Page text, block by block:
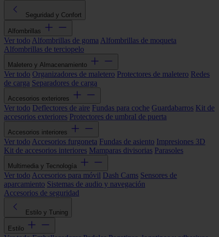
Seguridad y Confort
Alfombrillas
Ver todo Alfombrillas de goma Alfombrillas de moqueta
Alfombrillas de terciopelo
Maletero y Almacenamiento
Ver todo Organizadores de maletero Protectores de maletero Redes
de carga Separadores de carga
Accesorios exteriores
Ver todo Deflectores de aire Fundas para coche Guardabarros Kit de
accesorios exteriores Protectores de umbral de puerta
Accesorios interiores
Ver todo Accesorios furgoneta Fundas de asiento Impresiones 3D
Kit de accesorios interiores Mamparas divisorias Parasoles
Multimedia y Tecnología
Ver todo Accesorios para móvil Dash Cams Sensores de
aparcamiento Sistemas de audio y navegación
Accesorios de seguridad
Estilo y Tuning
Estilo